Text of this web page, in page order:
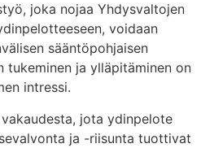
joka nojaa Yhdysvaltojen
voidaan
sääntöpohjaisen
tukeminen ja ylläpitäminen on
intressi.
jota ydinpelote
ja -riisunta tuottivat